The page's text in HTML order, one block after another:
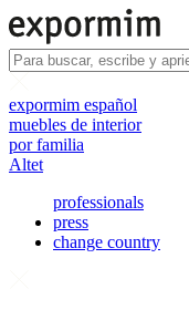
expormim español
muebles de interior
por familia
Altet
professionals
press
change country